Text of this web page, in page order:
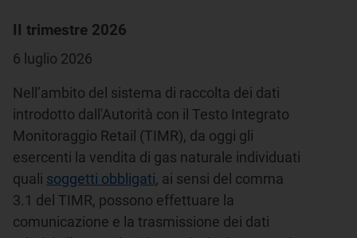
II trimestre 2026
6 luglio 2026
Nell’ambito del sistema di raccolta dei dati
introdotto dall'Autorità con il Testo Integrato
Monitoraggio Retail (TIMR), da oggi gli
esercenti la vendita di gas naturale individuati
quali soggetti obbligati, ai sensi del comma
3.1 del TIMR, possono effettuare la
comunicazione e la trasmissione dei dati